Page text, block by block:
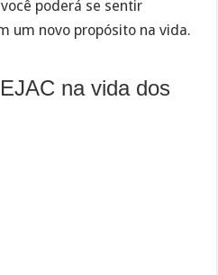
poderá se sentir
um novo propósito na vida.
na vida dos